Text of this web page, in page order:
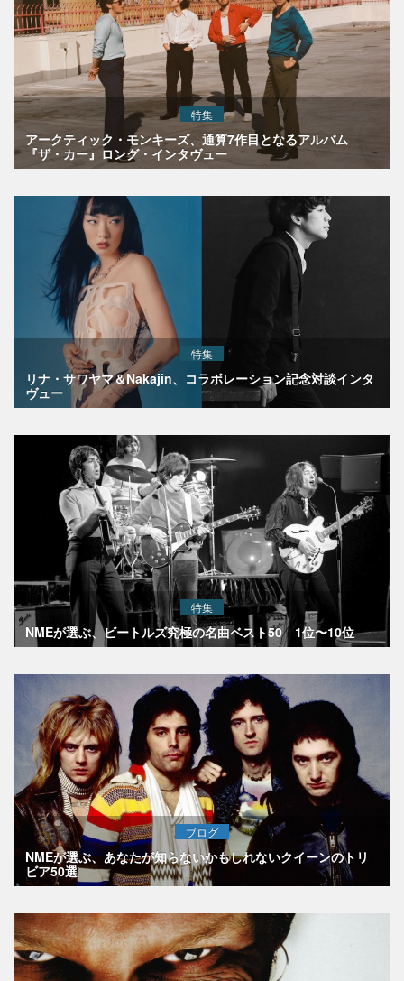
特集
アークティック・モンキーズ、通算7作目となるアルバム
『ザ・カー』ロング・インタヴュー
特集
リナ・サワヤマ＆Nakajin、コラボレーション記念対談インタ
ヴュー
特集
NMEが選ぶ、ビートルズ究極の名曲ベスト50 1位〜10位
ブログ
NMEが選ぶ、あなたが知らないかもしれないクイーンのトリ
ビア50選